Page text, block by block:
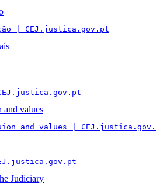
| CEJ.justica.gov.pt
and values
and values |
Judiciary